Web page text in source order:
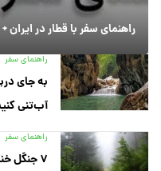
راهنمای سفر با قطار در
راهنمای سفر
به جای
آب‌تنی
راهنمای سفر
۷ جنگل